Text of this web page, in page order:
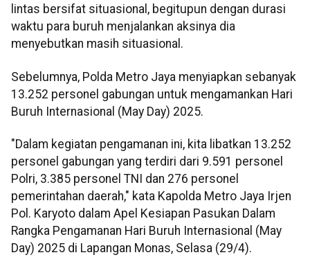
lintas bersifat situasional, begitupun dengan durasi
waktu para buruh menjalankan aksinya dia
menyebutkan masih situasional.
Sebelumnya, Polda Metro Jaya menyiapkan sebanyak
13.252 personel gabungan untuk mengamankan Hari
Buruh Internasional (May Day) 2025.
"Dalam kegiatan pengamanan ini, kita libatkan 13.252
personel gabungan yang terdiri dari 9.591 personel
Polri, 3.385 personel TNI dan 276 personel
pemerintahan daerah," kata Kapolda Metro Jaya Irjen
Pol. Karyoto dalam Apel Kesiapan Pasukan Dalam
Rangka Pengamanan Hari Buruh Internasional (May
Day) 2025 di Lapangan Monas, Selasa (29/4).